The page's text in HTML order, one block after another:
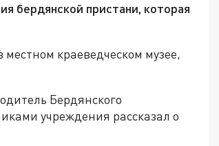
бердянской пристани, которая
краеведческом музее,
Бердянского
учреждения рассказал о